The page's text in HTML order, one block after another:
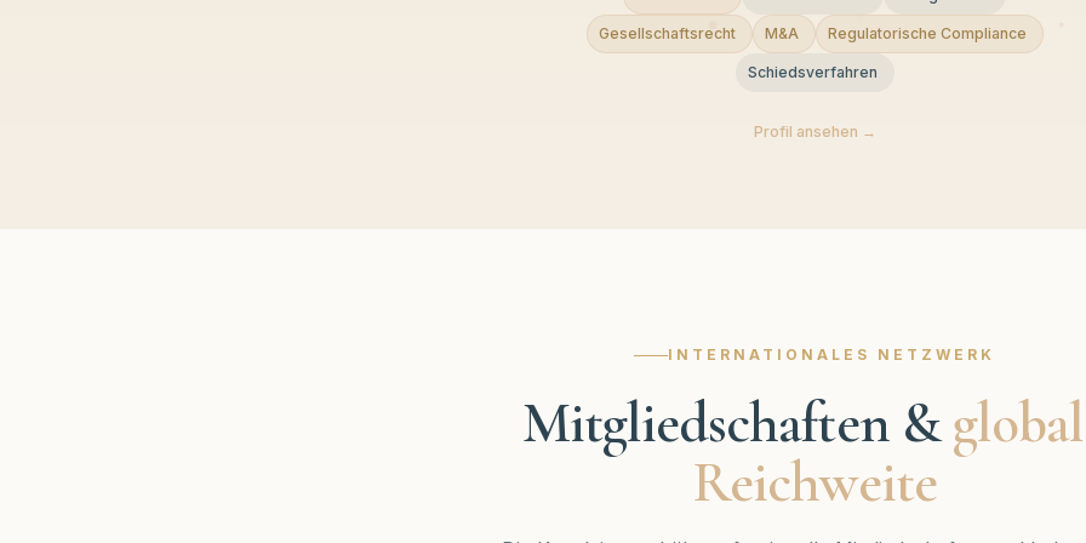
Gesellschaftsrecht M&A Regulatorische Compliance
Schiedsverfahren
Profil ansehen →
INTERNATIONALES NETZWERK
Mitgliedschaften &
Reichweite